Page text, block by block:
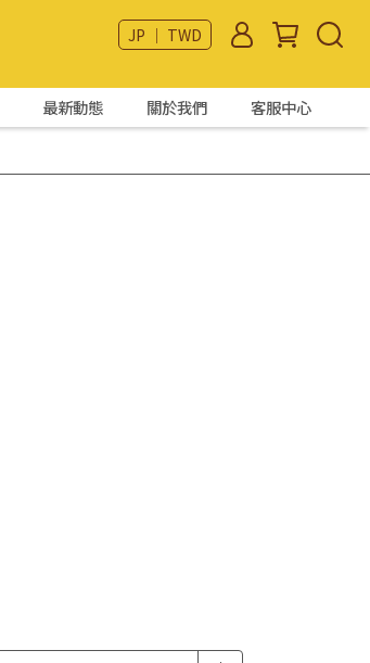
JP ｜ TWD
最新動態 關於我們 客服中心